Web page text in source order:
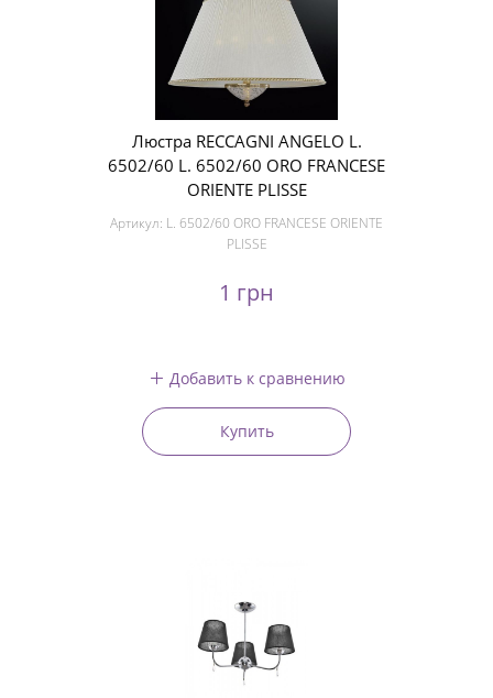
Люстра RECCAGNI ANGELO L.
6502/60 L. 6502/60 ORO FRANCESE
ORIENTE PLISSE
Артикул: L. 6502/60 ORO FRANCESE ORIENTE
PLISSE
1 грн
Добавить к сравнению
Купить